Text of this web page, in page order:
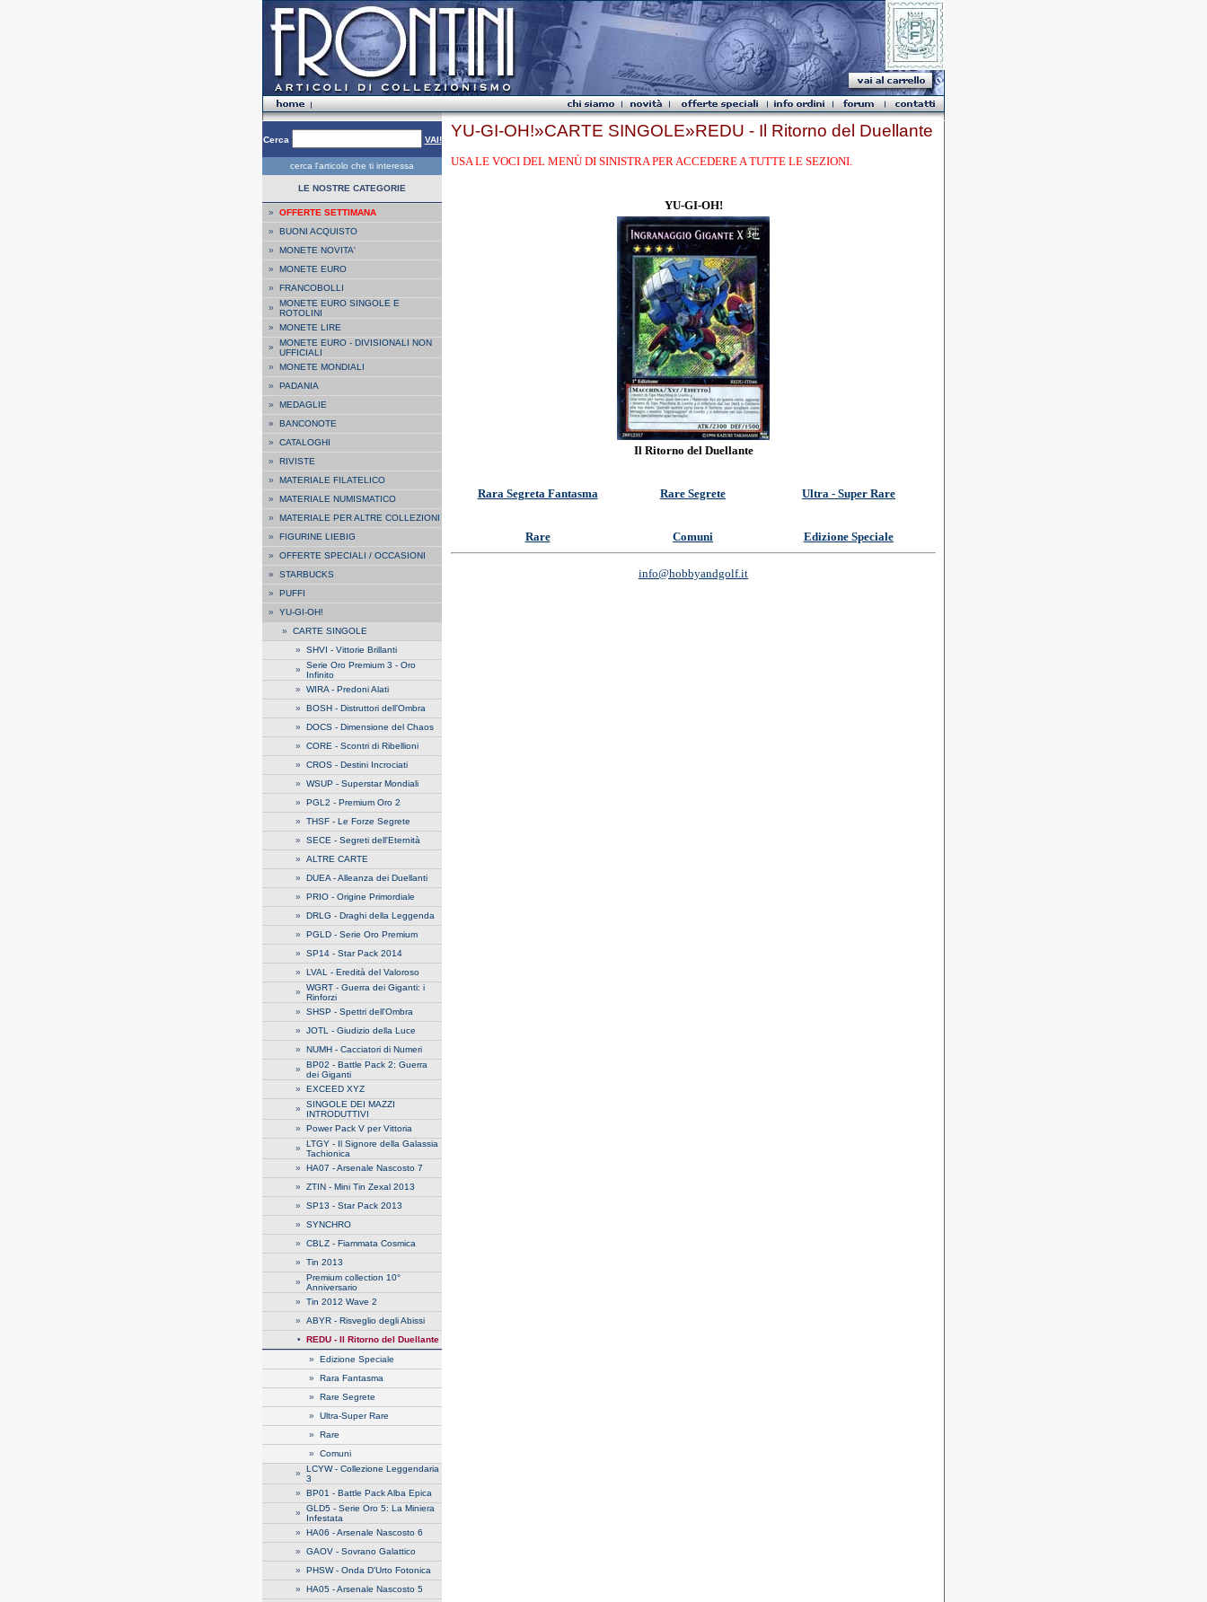
Cerca VAI!
cerca l'articolo che ti interessa
LE NOSTRE CATEGORIE
» OFFERTE SETTIMANA
» BUONI ACQUISTO
» MONETE NOVITA'
» MONETE EURO
» FRANCOBOLLI
» MONETE EURO SINGOLE E
ROTOLINI
» MONETE LIRE
» MONETE EURO - DIVISIONALI NON
UFFICIALI
» MONETE MONDIALI
» PADANIA
» MEDAGLIE
» BANCONOTE
» CATALOGHI
» RIVISTE
» MATERIALE FILATELICO
» MATERIALE NUMISMATICO
» MATERIALE PER ALTRE COLLEZIONI
» FIGURINE LIEBIG
» OFFERTE SPECIALI / OCCASIONI
» STARBUCKS
» PUFFI
» YU-GI-OH!
» CARTE SINGOLE
» SHVI - Vittorie Brillanti
» Serie Oro Premium 3 - Oro
Infinito
» WIRA - Predoni Alati
» BOSH - Distruttori dell'Ombra
» DOCS - Dimensione del Chaos
» CORE - Scontri di Ribellioni
» CROS - Destini Incrociati
» WSUP - Superstar Mondiali
» PGL2 - Premium Oro 2
» THSF - Le Forze Segrete
» SECE - Segreti dell'Eternità
» ALTRE CARTE
» DUEA - Alleanza dei Duellanti
» PRIO - Origine Primordiale
» DRLG - Draghi della Leggenda
» PGLD - Serie Oro Premium
» SP14 - Star Pack 2014
» LVAL - Eredità del Valoroso
» WGRT - Guerra dei Giganti: i
Rinforzi
» SHSP - Spettri dell'Ombra
» JOTL - Giudizio della Luce
» NUMH - Cacciatori di Numeri
» BP02 - Battle Pack 2: Guerra
dei Giganti
» EXCEED XYZ
» SINGOLE DEI MAZZI
INTRODUTTIVI
» Power Pack V per Vittoria
» LTGY - Il Signore della Galassia
Tachionica
» HA07 - Arsenale Nascosto 7
» ZTIN - Mini Tin Zexal 2013
» SP13 - Star Pack 2013
» SYNCHRO
» CBLZ - Fiammata Cosmica
» Tin 2013
» Premium collection 10°
Anniversario
» Tin 2012 Wave 2
» ABYR - Risveglio degli Abissi
•
REDU - Il Ritorno del Duellante
» Edizione Speciale
» Rara Fantasma
» Rare Segrete
» Ultra-Super Rare
» Rare
» Comuni
» LCYW - Collezione Leggendaria
3
» BP01 - Battle Pack Alba Epica
» GLD5 - Serie Oro 5: La Miniera
Infestata
» HA06 - Arsenale Nascosto 6
» GAOV - Sovrano Galattico
» PHSW - Onda D'Urto Fotonica
» HA05 - Arsenale Nascosto 5
YU-GI-OH!»CARTE SINGOLE»REDU - Il Ritorno del Duellante
USA LE VOCI DEL MENÙ DI SINISTRA PER ACCEDERE A TUTTE LE SEZIONI.
YU-GI-OH!
Il Ritorno del Duellante
Rara Segreta Fantasma Rare Segrete Ultra - Super Rare
Rare Comuni Edizione Speciale
info@hobbyandgolf.it